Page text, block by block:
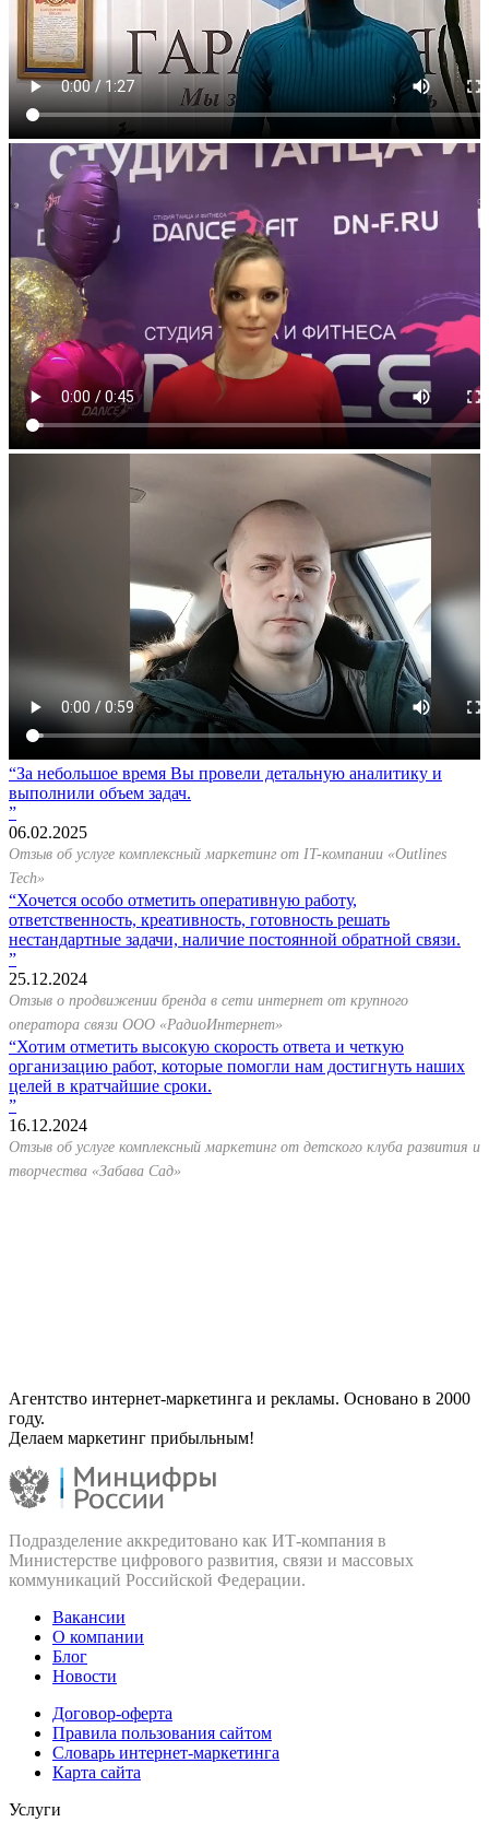
За небольшое время Вы провели детальную аналитику и
выполнили объем задач.
06.02.2025
Отзыв об услуге комплексный маркетинг от IT-компании «Outlines
Tech»
Хочется особо отметить оперативную работу,
ответственность, креативность, готовность решать
нестандартные задачи, наличие постоянной обратной связи.
25.12.2024
Отзыв о продвижении бренда в сети интернет от крупного
оператора связи ООО «РадиоИнтернет»
Хотим отметить высокую скорость ответа и четкую
организацию работ, которые помогли нам достигнуть наших
целей в кратчайшие сроки.
16.12.2024
Отзыв об услуге комплексный маркетинг от детского клуба развития и
творчества «Забава Сад»
Агентство интернет-маркетинга и рекламы. Основано в 2000
году.
Делаем маркетинг прибыльным!
Подразделение аккредитовано как ИТ‑компания в
Министерстве цифрового развития, связи и массовых
коммуникаций Российской Федерации.
Вакансии
О компании
Блог
Новости
Договор-оферта
Правила пользования сайтом
Словарь интернет-маркетинга
Карта сайта
Услуги